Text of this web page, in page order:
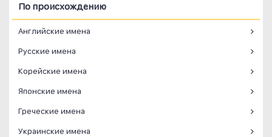
По происхождению
Английские имена
Русские имена
Корейские имена
Японские имена
Греческие имена
Украинские имена